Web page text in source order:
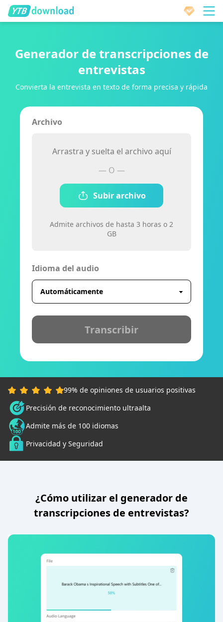
Generador de transcripciones de
entrevistas
Convierta la entrevista en texto de forma precisa y rápida
Archivo
Arrastra y suelta el archivo aquí
— O —
Subir archivo
Admite archivos de hasta 3 horas o 2
GB
Idioma del audio
Transcribir
99% de opiniones de usuarios positivas
Precisión de reconocimiento ultraalta
Admite más de 100 idiomas
Privacidad y Seguridad
¿Cómo utilizar el generador de
transcripciones de entrevistas?